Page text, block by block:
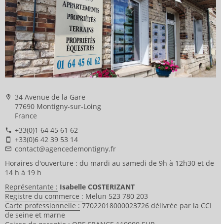
34 Avenue de la Gare
77690 Montigny-sur-Loing
France
+33(0)1 64 45 61 62
+33(0)6 42 39 53 14
contact@agencedemontigny.fr
Horaires d'ouverture : du mardi au samedi de 9h à 12h30 et de
14 h à 19 h
Représentante : Isabelle COSTERIZANT
Registre du commerce : Melun 523 780 203
Carte professionnelle : 77022018000023726 délivrée par la CCI
de seine et marne